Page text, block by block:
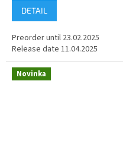
DETAIL
Preorder until 23.02.2025
Release date 11.04.2025
Novinka